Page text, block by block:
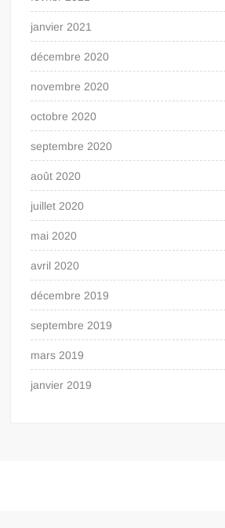
janvier 2021
décembre 2020
novembre 2020
octobre 2020
septembre 2020
août 2020
juillet 2020
mai 2020
avril 2020
décembre 2019
septembre 2019
mars 2019
janvier 2019